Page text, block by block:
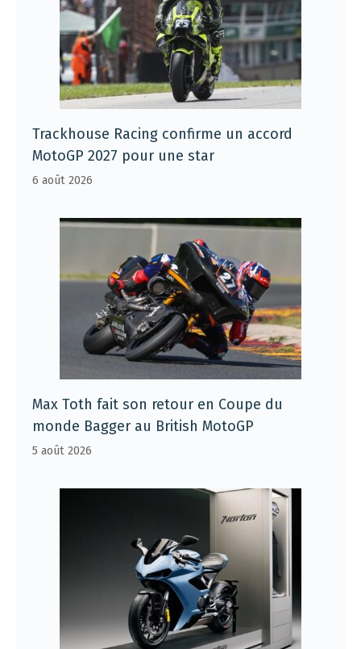
Trackhouse Racing confirme un accord
MotoGP 2027 pour une star
6 août 2026
Max Toth fait son retour en Coupe du
monde Bagger au British MotoGP
5 août 2026